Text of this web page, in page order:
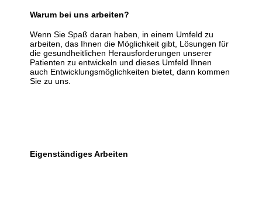
Warum bei uns arbeiten?
Wenn Sie Spaß daran haben, in einem Umfeld zu
arbeiten, das Ihnen die Möglichkeit gibt, Lösungen für
die gesundheitlichen Herausforderungen unserer
Patienten zu entwickeln und dieses Umfeld Ihnen
auch Entwicklungsmöglichkeiten bietet, dann kommen
Sie zu uns.
Eigenständiges Arbeiten